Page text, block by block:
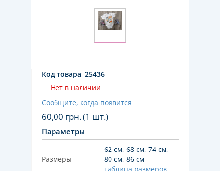
Код товара: 25436
Нет в наличии
Сообщите, когда появится
60,00 грн. (1 шт.)
Параметры
Размеры
62 см, 68 см, 74 см,
80 см, 86 см
таблица размеров